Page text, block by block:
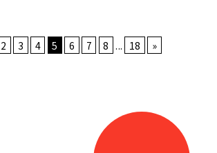
2 3 4 5 6 7 8 ... 18 »